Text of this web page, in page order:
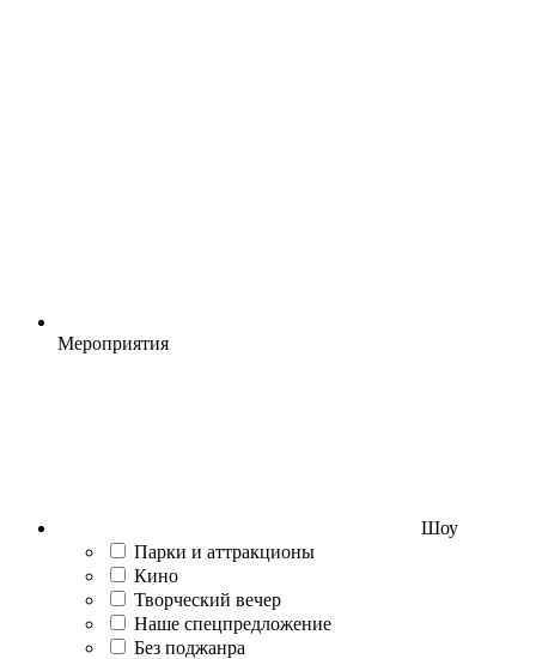
Мероприятия
Шоу
Парки и аттракционы
Кино
Творческий вечер
Наше спецпредложение
Без поджанра